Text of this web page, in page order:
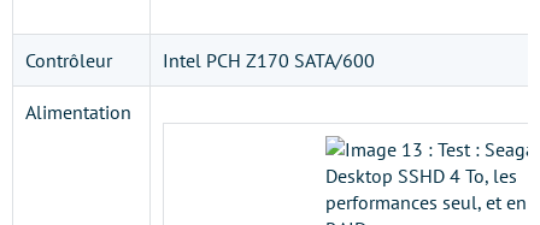
Contrôleur Intel PCH Z170 SATA/600
Alimentation